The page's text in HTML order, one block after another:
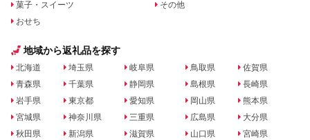
菓子・スイーツ
おせち
その他
地域から返礼品を探す
北海道
青森県
岩手県
宮城県
秋田県
埼玉県
千葉県
東京都
神奈川県
新潟県
岐阜県
静岡県
愛知県
三重県
滋賀県
鳥取県
島根県
岡山県
広島県
山口県
佐賀県
長崎県
熊本県
大分県
宮崎県